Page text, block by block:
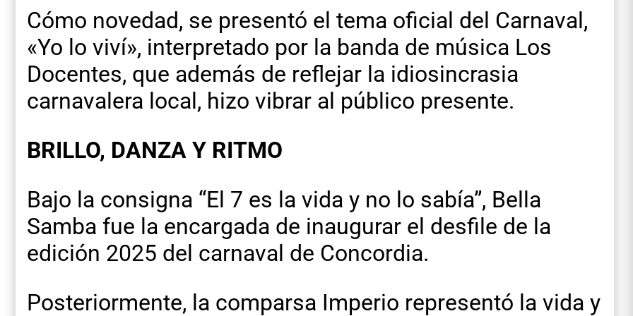
Cómo novedad, se presentó el tema oficial del Carnaval,
«Yo lo viví», interpretado por la banda de música Los
Docentes, que además de reflejar la idiosincrasia
carnavalera local, hizo vibrar al público presente.
BRILLO, DANZA Y RITMO
Bajo la consigna “El 7 es la vida y no lo sabía”, Bella
Samba fue la encargada de inaugurar el desfile de la
edición 2025 del carnaval de Concordia.
Posteriormente, la comparsa Imperio representó la vida y